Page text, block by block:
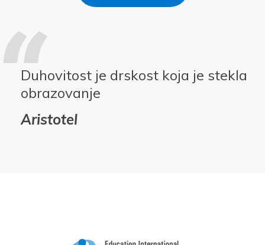
Duhovitost je drskost koja je stekla
obrazovanje
Aristotel